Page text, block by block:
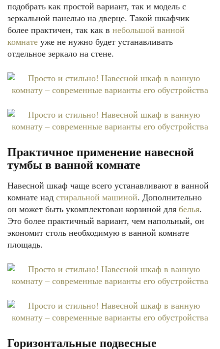
подобрать как простой вариант, так и модель с
зеркальной панелью на дверце. Такой шкафчик
более практичен, так как в небольшой ванной
комнате уже не нужно будет устанавливать
отдельное зеркало на стене.
Практичное применение навесной
тумбы в ванной комнате
Навесной шкаф чаще всего устанавливают в ванной
комнате над стиральной машиной. Дополнительно
он может быть укомплектован корзиной для белья.
Это более практичный вариант, чем напольный, он
экономит столь необходимую в ванной комнате
площадь.
Горизонтальные подвесные